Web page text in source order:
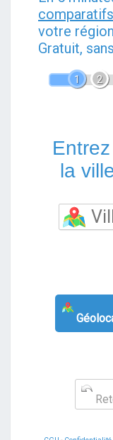
comparatifs
votre
Gratuit,
1 2
la